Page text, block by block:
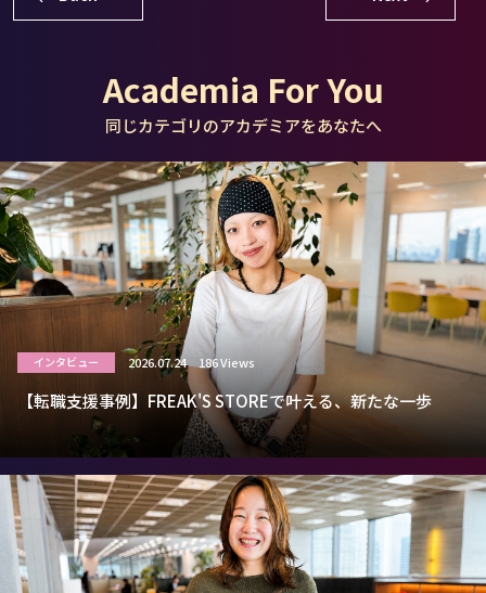
Academia For You
同じカテゴリのアカデミアをあなたへ
インタビュー 2026.07.24 186 Views
【転職支援事例】FREAK'S STOREで叶える、新たな一歩